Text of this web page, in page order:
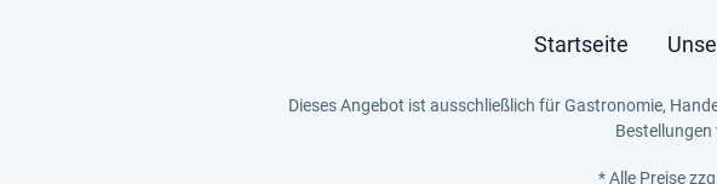
Startseite
Dieses Angebot ist ausschließlich für Gastronomie,
* Alle Preise